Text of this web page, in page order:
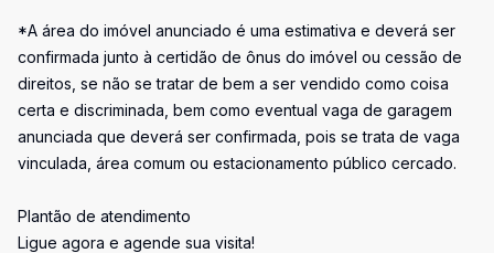
*A área do imóvel anunciado é uma estimativa e deverá ser
confirmada junto à certidão de ônus do imóvel ou cessão de
direitos, se não se tratar de bem a ser vendido como coisa
certa e discriminada, bem como eventual vaga de garagem
anunciada que deverá ser confirmada, pois se trata de vaga
vinculada, área comum ou estacionamento público cercado.
Plantão de atendimento
Ligue agora e agende sua visita!